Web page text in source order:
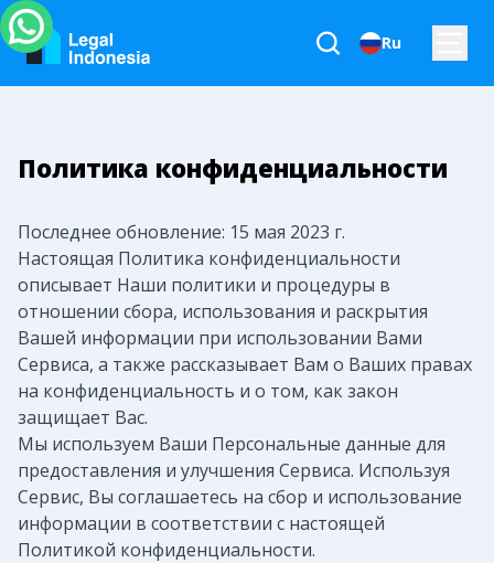
Ru
Политика конфиденциальности
Последнее обновление: 15 мая 2023 г.
Настоящая Политика конфиденциальности
описывает Наши политики и процедуры в
отношении сбора, использования и раскрытия
Вашей информации при использовании Вами
Сервиса, а также рассказывает Вам о Ваших правах
на конфиденциальность и о том, как закон
защищает Вас.
Мы используем Ваши Персональные данные для
предоставления и улучшения Сервиса. Используя
Сервис, Вы соглашаетесь на сбор и использование
информации в соответствии с настоящей
Политикой конфиденциальности.